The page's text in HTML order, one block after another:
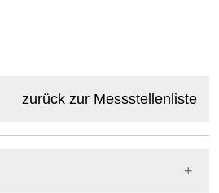
zurück zur Messstellenliste